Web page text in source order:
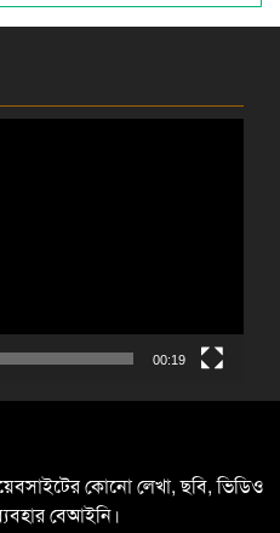
00:19
কোনো লেখা, ছবি, ভিডিও
বেআইনি।